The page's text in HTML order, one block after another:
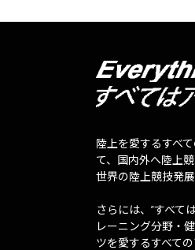
陸上を愛するすべ
て、国内外へ陸上
世界の陸上競技発
さらには、”すべて
レーニング分野・
ツを愛するすべて